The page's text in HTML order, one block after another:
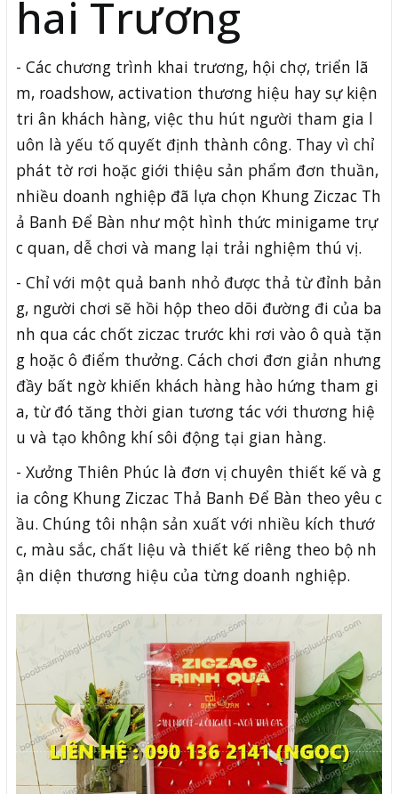
hai Trương
- Các chương trình khai trương, hội chợ, triển lã
m, roadshow, activation thương hiệu hay sự kiện
tri ân khách hàng, việc thu hút người tham gia l
uôn là yếu tố quyết định thành công. Thay vì chỉ
phát tờ rơi hoặc giới thiệu sản phẩm đơn thuần,
nhiều doanh nghiệp đã lựa chọn Khung Ziczac Th
ả Banh Để Bàn như một hình thức minigame trự
c quan, dễ chơi và mang lại trải nghiệm thú vị.
- Chỉ với một quả banh nhỏ được thả từ đỉnh bản
g, người chơi sẽ hồi hộp theo dõi đường đi của ba
nh qua các chốt ziczac trước khi rơi vào ô quà tặn
g hoặc ô điểm thưởng. Cách chơi đơn giản nhưng
đầy bất ngờ khiến khách hàng hào hứng tham gi
a, từ đó tăng thời gian tương tác với thương hiệ
u và tạo không khí sôi động tại gian hàng.
- Xưởng Thiên Phúc là đơn vị chuyên thiết kế và g
ia công Khung Ziczac Thả Banh Để Bàn theo yêu c
ầu. Chúng tôi nhận sản xuất với nhiều kích thướ
c, màu sắc, chất liệu và thiết kế riêng theo bộ nh
ận diện thương hiệu của từng doanh nghiệp.